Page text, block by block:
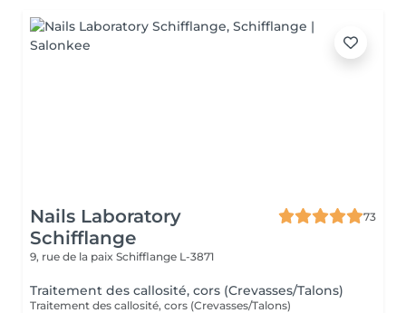
Nails Laboratory
Schifflange
73
9, rue de la paix Schifflange L-3871
Traitement des callosité, cors (Crevasses/Talons)
Traitement des callosité, cors (Crevasses/Talons)